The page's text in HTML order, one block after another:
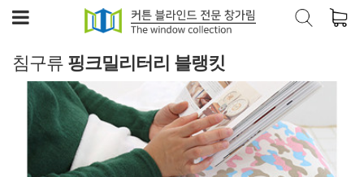
침구류 핑크밀리터리 블랭킷